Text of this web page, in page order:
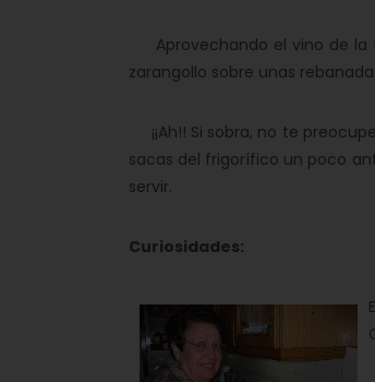
Aprovechando el vino de la
zarangollo sobre unas
¡¡Ah!! Si sobra, no te
sacas del frigorífico un poco
servir.
Curiosidades: